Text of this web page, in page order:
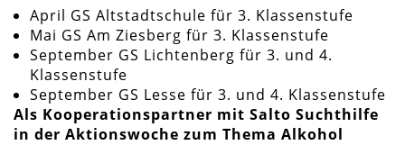
April GS Altstadtschule für 3. Klassenstufe
Mai GS Am Ziesberg für 3. Klassenstufe
September GS Lichtenberg für 3. und 4.
Klassenstufe
September GS Lesse für 3. und 4. Klassenstufe
Als Kooperationspartner mit Salto Suchthilfe
in der Aktionswoche zum Thema Alkohol